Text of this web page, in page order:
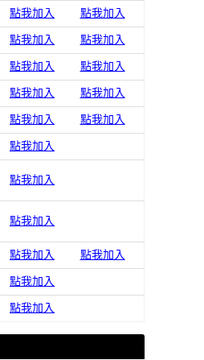
點我加入 點我加入
點我加入 點我加入
點我加入 點我加入
點我加入 點我加入
點我加入 點我加入
點我加入
點我加入
點我加入
點我加入 點我加入
點我加入
點我加入